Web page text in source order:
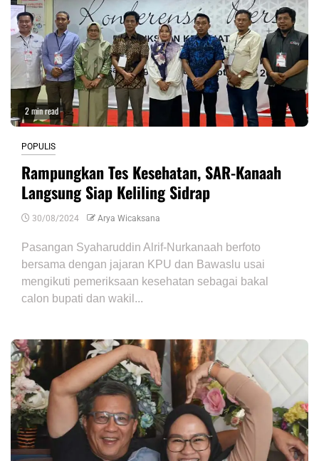
2 min read
POPULIS
Rampungkan Tes Kesehatan, SAR-Kanaah
Langsung Siap Keliling Sidrap
30/08/2024 Arya Wicaksana
Pasangan Syaharuddin Alrif-Nurkanaah berfoto
bersama dengan jajaran KPU dan Bawaslu usai
mengikuti pemeriksaan kesehatan sebagai bakal
calon bupati dan wakil...